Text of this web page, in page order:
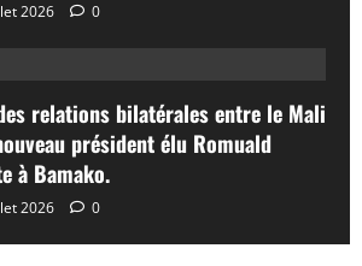
2026
0
relations bilatérales entre le Mali
président élu Romuald
à Bamako.
2026 0